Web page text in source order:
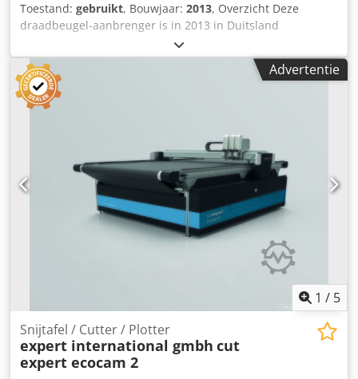
Toestand: gebruikt, Bouwjaar: 2013, Overzicht Deze
draadbeugel-aanbrenger is in 2013 in Duitsland
geproduceerd door SICK INTERNATIONAL. De machine is
per direct te koop omdat de productie in de fabriek in 2022
is stopgezet. Er worden bedieningsplatformen
meegeleverd. Technische gegevens - Capaciteit: 9.000
flessen/uur tot 12.000 flessen/uur - Formaten:
wijnflessen (75cl) - Afmetingen: L. 200 cm - B. 150 cm - H.
250 cm Leveringsomvang - Draadbeugel-aanbrenger
Chodpfxewhk Dvs Amyea - Bedieningsplatformen
Advertentie
1 / 5
Snijtafel / Cutter / Plotter
expert international gmbh cut
expert ecocam 2